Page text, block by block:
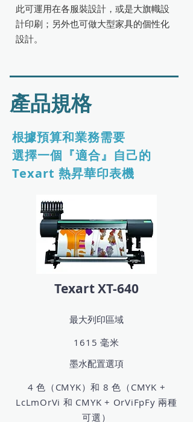
此可運用在各服裝設計，或是大旗幟設
計印刷；另外也可做大型家具的個性化
設計。
產品規格
根據預算和業務需要
選擇一個『適合』自己的
Texart 熱昇華印表機
Texart XT-640
最大列印區域
1615 毫米
墨水配置選項
4 色（CMYK）和 8 色（CMYK +
LcLmOrVi 和 CMYK + OrViFpFy 兩種
可選）